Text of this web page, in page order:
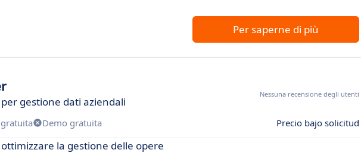
Per saperne di più
gestione dati aziendali
Nessuna recensione degli utenti
Demo gratuita Precio bajo solicitud
la gestione delle opere